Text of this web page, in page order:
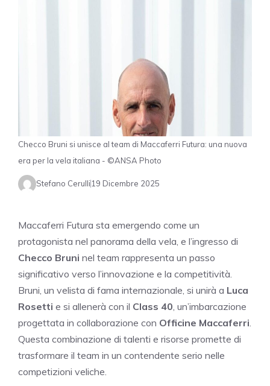
Checco Bruni si unisce al team di Maccaferri Futura: una nuova
era per la vela italiana - ©ANSA Photo
Stefano Cerulli19 Dicembre 2025
Maccaferri Futura sta emergendo come un
protagonista nel panorama della vela, e l’ingresso di
Checco Bruni nel team rappresenta un passo
significativo verso l’innovazione e la competitività.
Bruni, un velista di fama internazionale, si unirà a Luca
Rosetti e si allenerà con il Class 40 , un’imbarcazione
progettata in collaborazione con Officine Maccaferri
Questa combinazione di talenti e risorse promette di
trasformare il team in un contendente serio nelle
competizioni veliche.